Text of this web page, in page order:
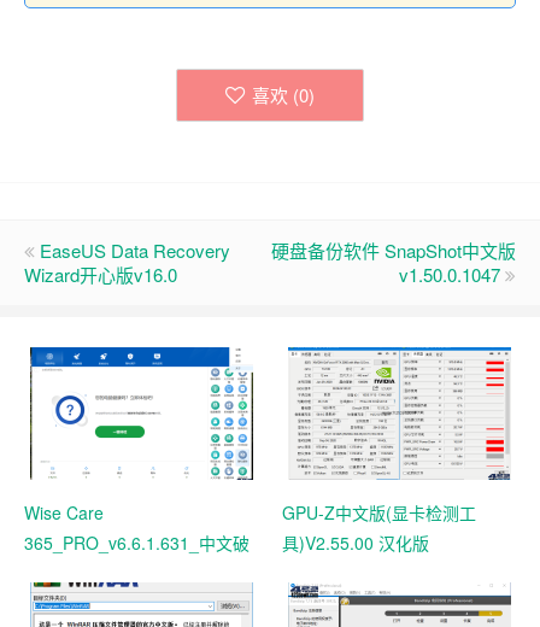
喜欢 (0)
EaseUS Data Recovery
Wizard开心版v16.0
硬盘备份软件 SnapShot中文版
v1.50.0.1047
Wise Care
365_PRO_v6.6.1.631_中文破
GPU-Z中文版(显卡检测工
具)V2.55.00 汉化版